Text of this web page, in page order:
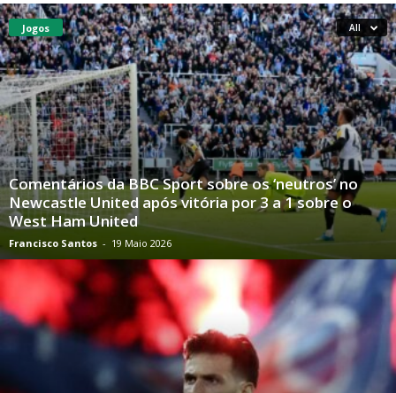
Jogos All
Comentários da BBC Sport sobre os ‘neutros’ no
Newcastle United após vitória por 3 a 1 sobre o
West Ham United
Francisco Santos - 19 Maio 2026